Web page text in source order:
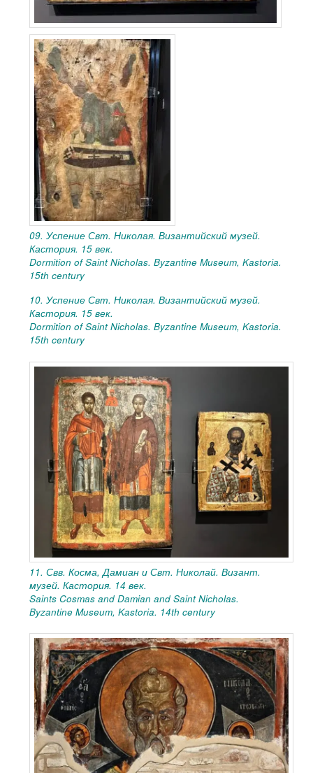
09. Успение Свт. Николая. Византийский музей.
Кастория. 15 век.
Dormition of Saint Nicholas. Byzantine Museum, Kastoria.
15th century
10. Успение Свт. Николая. Византийский музей.
Кастория. 15 век.
Dormition of Saint Nicholas. Byzantine Museum, Kastoria.
15th century
11. Свв. Косма, Дамиан и Свт. Николай. Визант.
музей. Кастория. 14 век.
Saints Cosmas and Damian and Saint Nicholas.
Byzantine Museum, Kastoria. 14th century